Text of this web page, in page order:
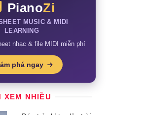
PianoZi
MUSIC & MIDI
LEARNING
nhạc & file MIDI miễn phí
phá ngay
XEM NHIỀU